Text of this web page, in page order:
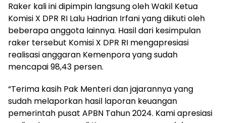
Raker kali ini dipimpin langsung oleh Wakil Ketua
Komisi X DPR RI Lalu Hadrian Irfani yang diikuti oleh
beberapa anggota lainnya. Hasil dari kesimpulan
raker tersebut Komisi X DPR RI mengapresiasi
realisasi anggaran Kemenpora yang sudah
mencapai 98,43 persen.
“Terima kasih Pak Menteri dan jajarannya yang
sudah melaporkan hasil laporan keuangan
pemerintah pusat APBN Tahun 2024. Kami apresiasi